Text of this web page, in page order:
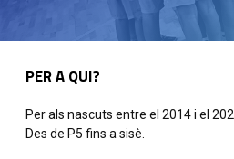
PER A QUI?
Per als nascuts entre el 2014 i el
Des de P5 fins a sisè.